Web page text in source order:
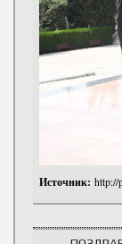
Источник: http://